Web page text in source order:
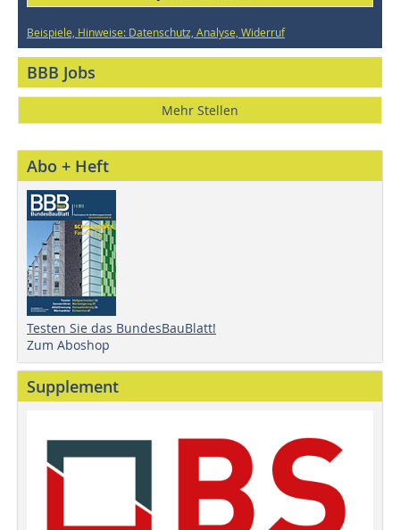
Beispiele, Hinweise: Datenschutz, Analyse, Widerruf
BBB Jobs
Mehr Stellen
Abo + Heft
Testen Sie das BundesBauBlatt!
Zum Aboshop
Supplement